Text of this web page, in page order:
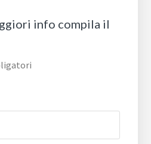
info compila il